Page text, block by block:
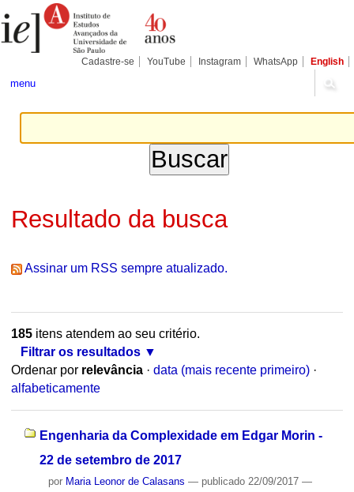
para
conteúdo.
Pessoais
Cadastre-se YouTube Instagram WhatsApp English
menu
Resultado da busca
Assinar um RSS sempre atualizado.
185itens atendem ao seu critério.
Filtrar os resultados
Ordenar por relevância · data (mais recente primeiro) ·
alfabeticamente
Engenharia da Complexidade em Edgar Morin -
22 de setembro de 2017
por Maria Leonor de Calasans — publicado22/09/2017 —